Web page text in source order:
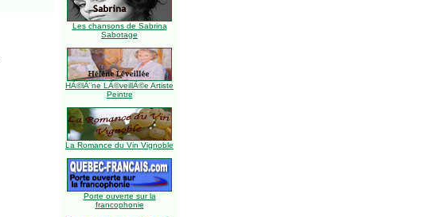
Les chansons de Sabrina
Sabotage
HÃ©lÃ¨ne LÃ©veillÃ©e Artiste
Peintre
La Romance du Vin Vignoble
Porte ouverte sur la
francophonie